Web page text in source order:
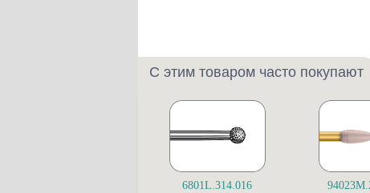
С этим товаром часто покупают
6801L.314.016